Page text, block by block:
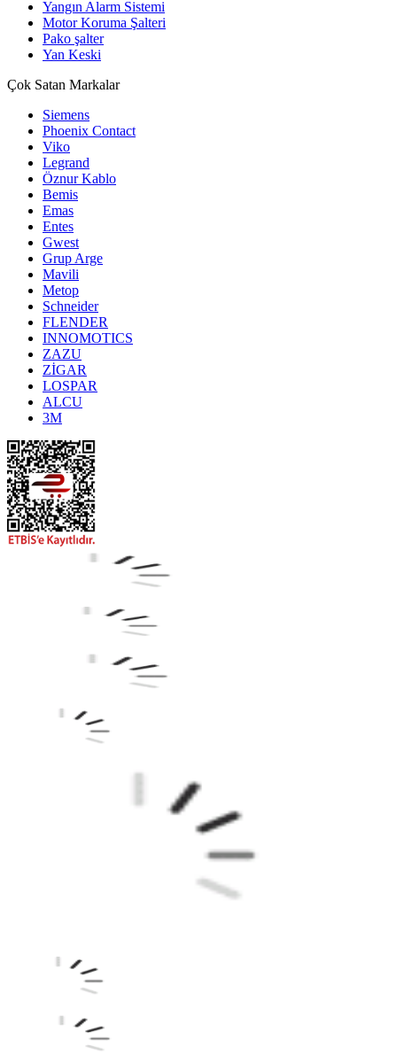
Yangın Alarm Sistemi
Motor Koruma Şalteri
Pako şalter
Yan Keski
Çok Satan Markalar
Siemens
Phoenix Contact
Viko
Legrand
Öznur Kablo
Bemis
Emas
Entes
Gwest
Grup Arge
Mavili
Metop
Schneider
FLENDER
INNOMOTICS
ZAZU
ZİGAR
LOSPAR
ALCU
3M